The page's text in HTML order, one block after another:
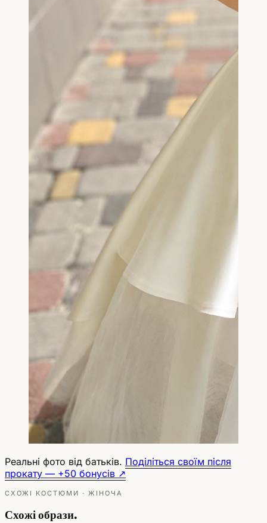
Реальні фото від батьків. Поділіться своїм після
прокату — +50 бонусів ↗
СХОЖІ КОСТЮМИ · ЖІНОЧА
Схожі образи.